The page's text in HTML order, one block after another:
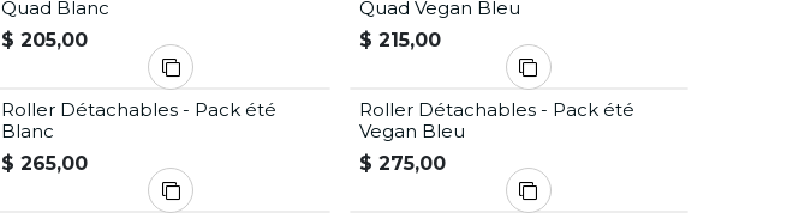
Quad Blanc
$205,00
Quad Vegan Bleu
$ 215,00
Offre Été
Roller Détachables - Pack été
Blanc
$265,00
Offre Été
Roller Détachables - Pack été
Vegan Bleu
$ 275,00